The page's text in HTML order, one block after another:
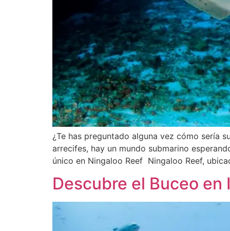
¿Te has preguntado alguna vez cómo sería
arrecifes, hay un mundo submarino
único en Ningaloo Reef Ningaloo Reef,
Descubre el Buceo en